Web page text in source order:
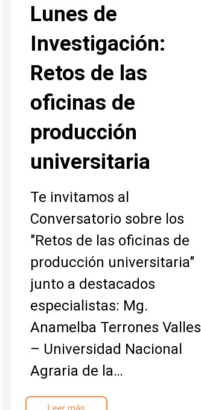
Lunes de
Investigación:
Retos de las
oficinas de
producción
universitaria
Te invitamos al
Conversatorio sobre los
"Retos de las oficinas de
producción universitaria"
junto a destacados
especialistas: Mg.
Anamelba Terrones Valles
– Universidad Nacional
Agraria de la…